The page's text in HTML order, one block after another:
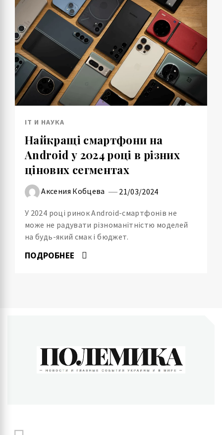
IT И НАУКА
Найкращі смартфони на
Android у 2024 році в різних
цінових сегментах
Аксения Кобцева 21/03/2024
У 2024 році ринок Android-смартфонів не
може не радувати різноманітністю моделей
на будь-який смак і бюджет.
ПОДРОБНЕЕ